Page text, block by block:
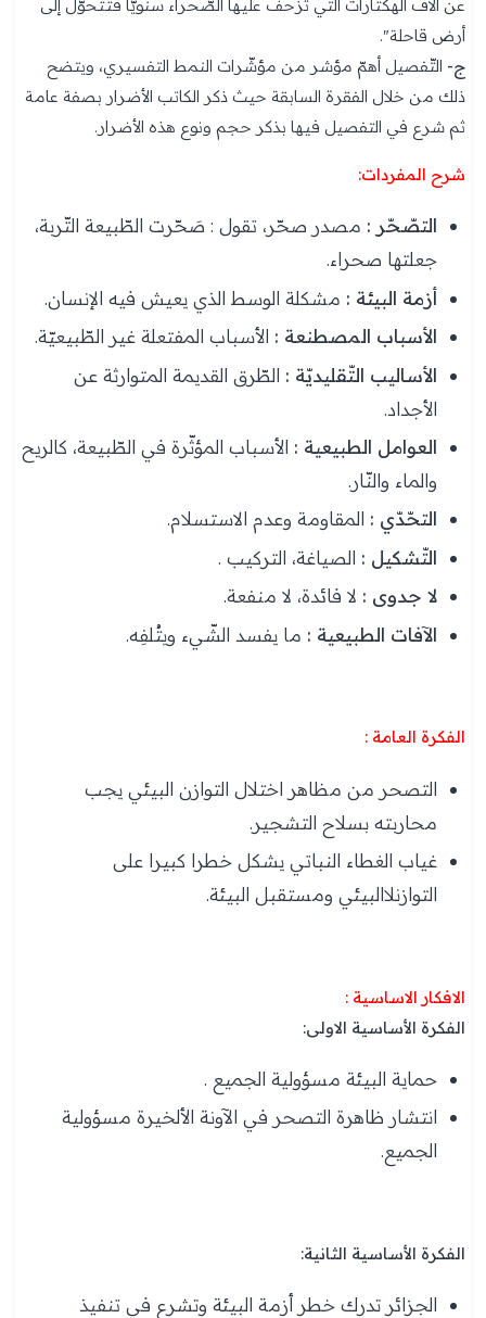
عن آلاف الهكتارات الّتي تزحف عليها الصّحراء سنويّا فتتحوّل إلى
أرض قاحلة".
ج- التّفصيل أهمّ مؤشر من مؤشّرات النمط التفسيري، ويتضح
ذلك من خلال الفقرة السابقة حيث ذكر الكاتب الأضرار بصفة عامة
ثم شرع في التفصيل فيها بذكر حجم ونوع هذه الأضرار.
شرح المفردات:
التصّحّر : مصدر صحّر، تقول : صَحّرت الطّبيعة التّربة،
جعلتها صحراء.
أزمة البيئة : مشكلة الوسط الذي يعيش فيه الإنسان.
الأسباب المصطنعة : الأسباب المفتعلة غير الطّبيعيّة.
الأساليب التّقليديّة : الطّرق القديمة المتوارثة عن
الأجداد.
العوامل الطبيعية : الأسباب المؤثّرة في الطّبيعة، كالريح
والماء والنّار.
التحّدّي : المقاومة وعدم الاستسلام.
التّشكيل : الصياغة، التركيب .
لا جدوى : لا فائدة، لا منفعة.
الآفات الطبيعية : ما يفسد الشّيء ويتُلفِه.
الفكرة العامة :
التصحر من مظاهر اختلال التوازن البيئي يجب
محاربته بسلاح التشجير.
غياب الغطاء النباتي يشكل خطرا كبيرا على
التوازنلاالبيئي ومستقبل البيئة.
الافكار الاساسية :
الفكرة الأساسية الاولى:
حماية البيئة مسؤولية الجميع .
انتشار ظاهرة التصحر في الآونة الألخيرة مسؤولية
الجميع.
الفكرة الأساسية الثانية:
الجزائر تدرك خطر أزمة البيئة وتشرع في تنفيذ